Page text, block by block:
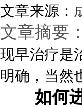
文章来源：
文章摘要：
现早治疗是
明确，当然
如何